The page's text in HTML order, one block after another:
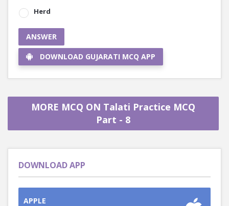
Herd
ANSWER
DOWNLOAD GUJARATI MCQ APP
MORE MCQ ON Talati Practice MCQ
Part - 8
DOWNLOAD APP
APPLE